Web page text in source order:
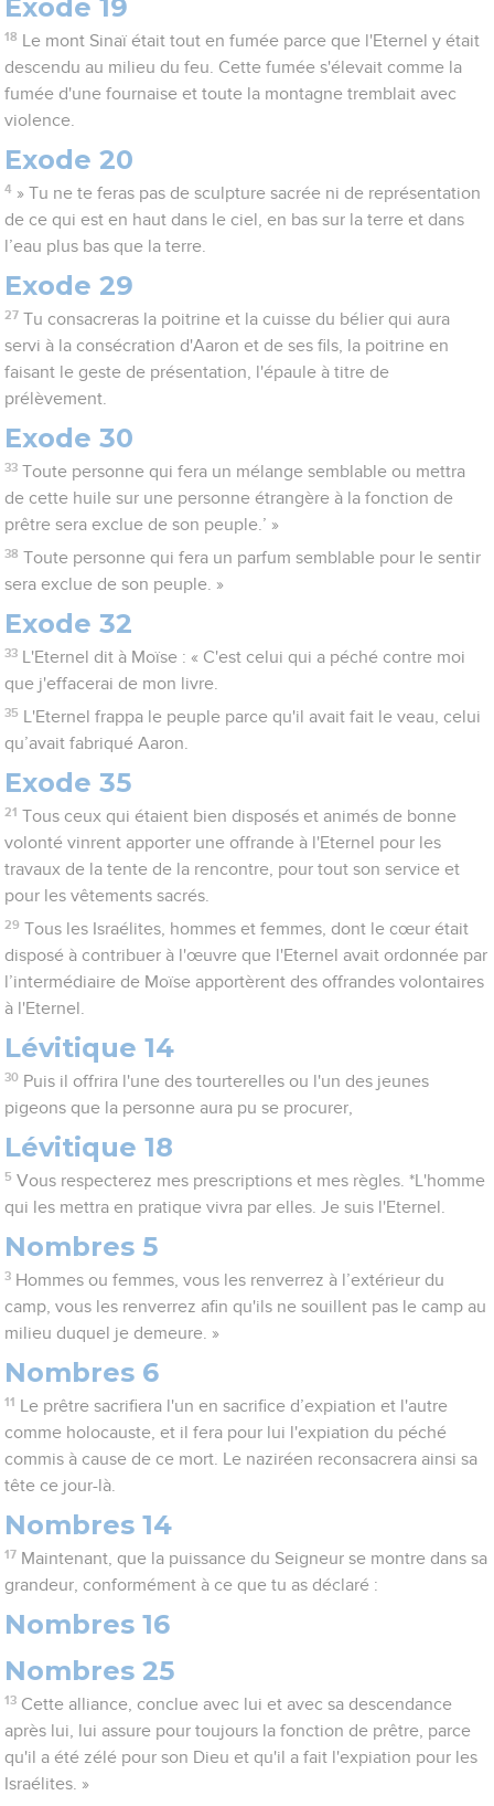
Exode 19
18
Le mont Sinaï était tout en fumée parce que l'Eternel y était
descendu au milieu du feu. Cette fumée s'élevait comme la
fumée d'une fournaise et toute la montagne tremblait avec
violence.
Exode 20
4 » Tu ne te feras pas de sculpture sacrée ni de représentation
de ce qui est en haut dans le ciel, en bas sur la terre et dans
l’eau plus bas que la terre.
Exode 29
27 Tu consacreras la poitrine et la cuisse du bélier qui aura
servi à la consécration d'Aaron et de ses fils, la poitrine en
faisant le geste de présentation, l'épaule à titre de
prélèvement.
Exode 30
33 Toute personne qui fera un mélange semblable ou mettra
de cette huile sur une personne étrangère à la fonction de
prêtre sera exclue de son peuple.’ »
38 Toute personne qui fera un parfum semblable pour le sentir
sera exclue de son peuple. »
Exode 32
33
L'Eternel dit à Moïse : « C'est celui qui a péché contre moi
que j'effacerai de mon livre.
35
L'Eternel frappa le peuple parce qu'il avait fait le veau, celui
qu’avait fabriqué Aaron.
Exode 35
21 Tous ceux qui étaient bien disposés et animés de bonne
volonté vinrent apporter une offrande à l'Eternel pour les
travaux de la tente de la rencontre, pour tout son service et
pour les vêtements sacrés.
29 Tous les Israélites, hommes et femmes, dont le cœur était
disposé à contribuer à l'œuvre que l'Eternel avait ordonnée par
l’intermédiaire de Moïse apportèrent des offrandes volontaires
à l'Eternel.
Lévitique 14
30 Puis il offrira l'une des tourterelles ou l'un des jeunes
pigeons que la personne aura pu se procurer,
Lévitique 18
5 Vous respecterez mes prescriptions et mes règles. *L'homme
qui les mettra en pratique vivra par elles. Je suis l'Eternel.
Nombres 5
3 Hommes ou femmes, vous les renverrez à l’extérieur du
camp, vous les renverrez afin qu'ils ne souillent pas le camp au
milieu duquel je demeure. »
Nombres 6
11
Le prêtre sacrifiera l'un en sacrifice d’expiation et l'autre
comme holocauste, et il fera pour lui l'expiation du péché
commis à cause de ce mort. Le naziréen reconsacrera ainsi sa
tête ce jour-là.
Nombres 14
17 Maintenant, que la puissance du Seigneur se montre dans sa
grandeur, conformément à ce que tu as déclaré :
Nombres 16
Nombres 25
13 Cette alliance, conclue avec lui et avec sa descendance
après lui, lui assure pour toujours la fonction de prêtre, parce
qu'il a été zélé pour son Dieu et qu'il a fait l'expiation pour les
Israélites. »